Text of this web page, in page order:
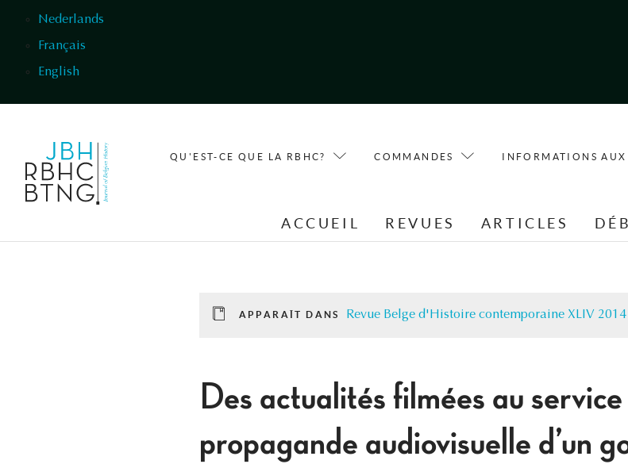
Nederlands
Français
English
QU'EST-CE QUE LA RBHC? COMMANDES INFORMATIONS AUX
ACCUEIL REVUES ARTICLES
APPARAÎT DANS Revue Belge d'Histoire contemporaine XLIV
Des actualités filmées au
propagande audiovisuelle d’un